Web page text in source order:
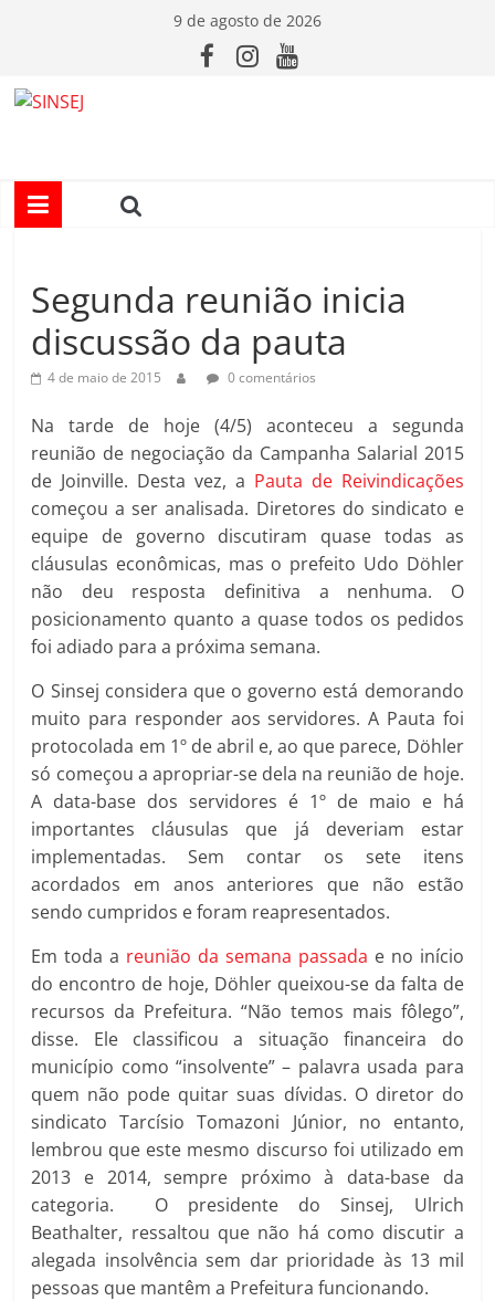
conteúdo
9 de agosto de 2026
I
S
E
Segunda reunião inicia
discussão da pauta
4 de maio de 2015 0 comentários
Na tarde de hoje (4/5) aconteceu a segunda
reunião de negociação da Campanha Salarial 2015
de Joinville. Desta vez, a Pauta de Reivindicações
começou a ser analisada. Diretores do sindicato e
equipe de governo discutiram quase todas as
cláusulas econômicas, mas o prefeito Udo Döhler
não deu resposta definitiva a nenhuma. O
posicionamento quanto a quase todos os pedidos
foi adiado para a próxima semana.
O Sinsej considera que o governo está demorando
muito para responder aos servidores. A Pauta foi
protocolada em 1º de abril e, ao que parece, Döhler
só começou a apropriar-se dela na reunião de hoje.
A data-base dos servidores é 1º de maio e há
importantes cláusulas que já deveriam estar
implementadas. Sem contar os sete itens
acordados em anos anteriores que não estão
sendo cumpridos e foram reapresentados.
Em toda a reunião da semana passada e no início
do encontro de hoje, Döhler queixou-se da falta de
recursos da Prefeitura. “Não temos mais fôlego”,
disse. Ele classificou a situação financeira do
município como “insolvente” – palavra usada para
quem não pode quitar suas dívidas. O diretor do
sindicato Tarcísio Tomazoni Júnior, no entanto,
lembrou que este mesmo discurso foi utilizado em
2013 e 2014, sempre próximo à data-base da
categoria. O presidente do Sinsej, Ulrich
Beathalter, ressaltou que não há como discutir a
alegada insolvência sem dar prioridade às 13 mil
pessoas que mantêm a Prefeitura funcionando.